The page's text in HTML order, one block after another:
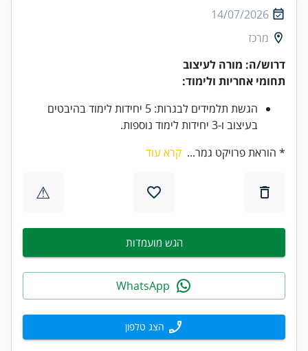
14/07/2026
מרכז
דרוש/ה: מורה לעיצוב
תחומי אחריות ולימוד:
הגשת תלמידים לבגרות: 5 יחידות לימוד בהיבטים
בעיצוב ו-3 יחידות לימוד נוספות.
* הוראת פרויקט גמר... קרא עוד
⚠
הגש מועמדות
הצג טלפון